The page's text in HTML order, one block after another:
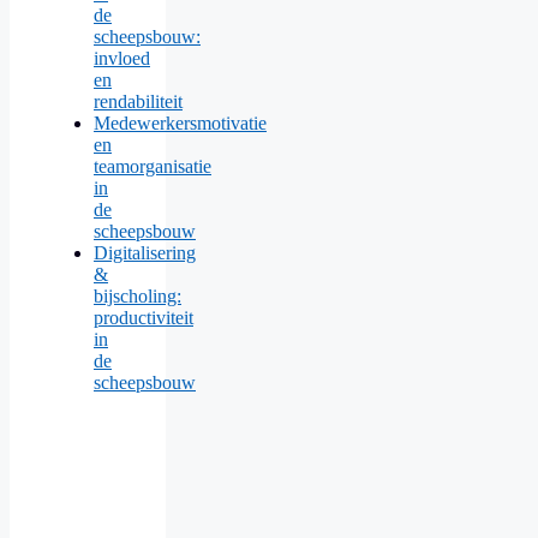
de
scheepsbouw:
invloed
en
rendabiliteit
Medewerkersmotivatie
en
teamorganisatie
in
de
scheepsbouw
Digitalisering
&
bijscholing:
productiviteit
in
de
scheepsbouw